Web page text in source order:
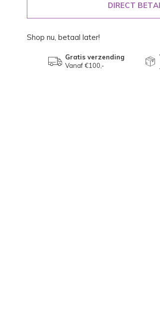
DIRECT
Shop nu, betaal later!
Gratis verzending
Vanaf €100,-